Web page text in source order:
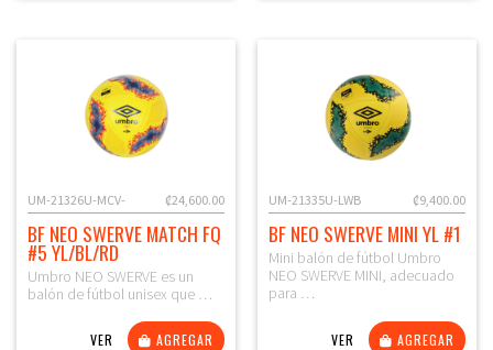
₡24,600.00
UM-21326U-MCV-
BF NEO SWERVE MATCH FQ
#5 YL/BL/RD
Umbro NEO SWERVE es un
balón de fútbol unisex que …
VER AGREGAR
₡9,400.00
UM-21335U-LWB
BF NEO SWERVE MINI YL #1
Mini balón de fútbol Umbro
NEO SWERVE MINI, adecuado
para …
VER AGREGAR